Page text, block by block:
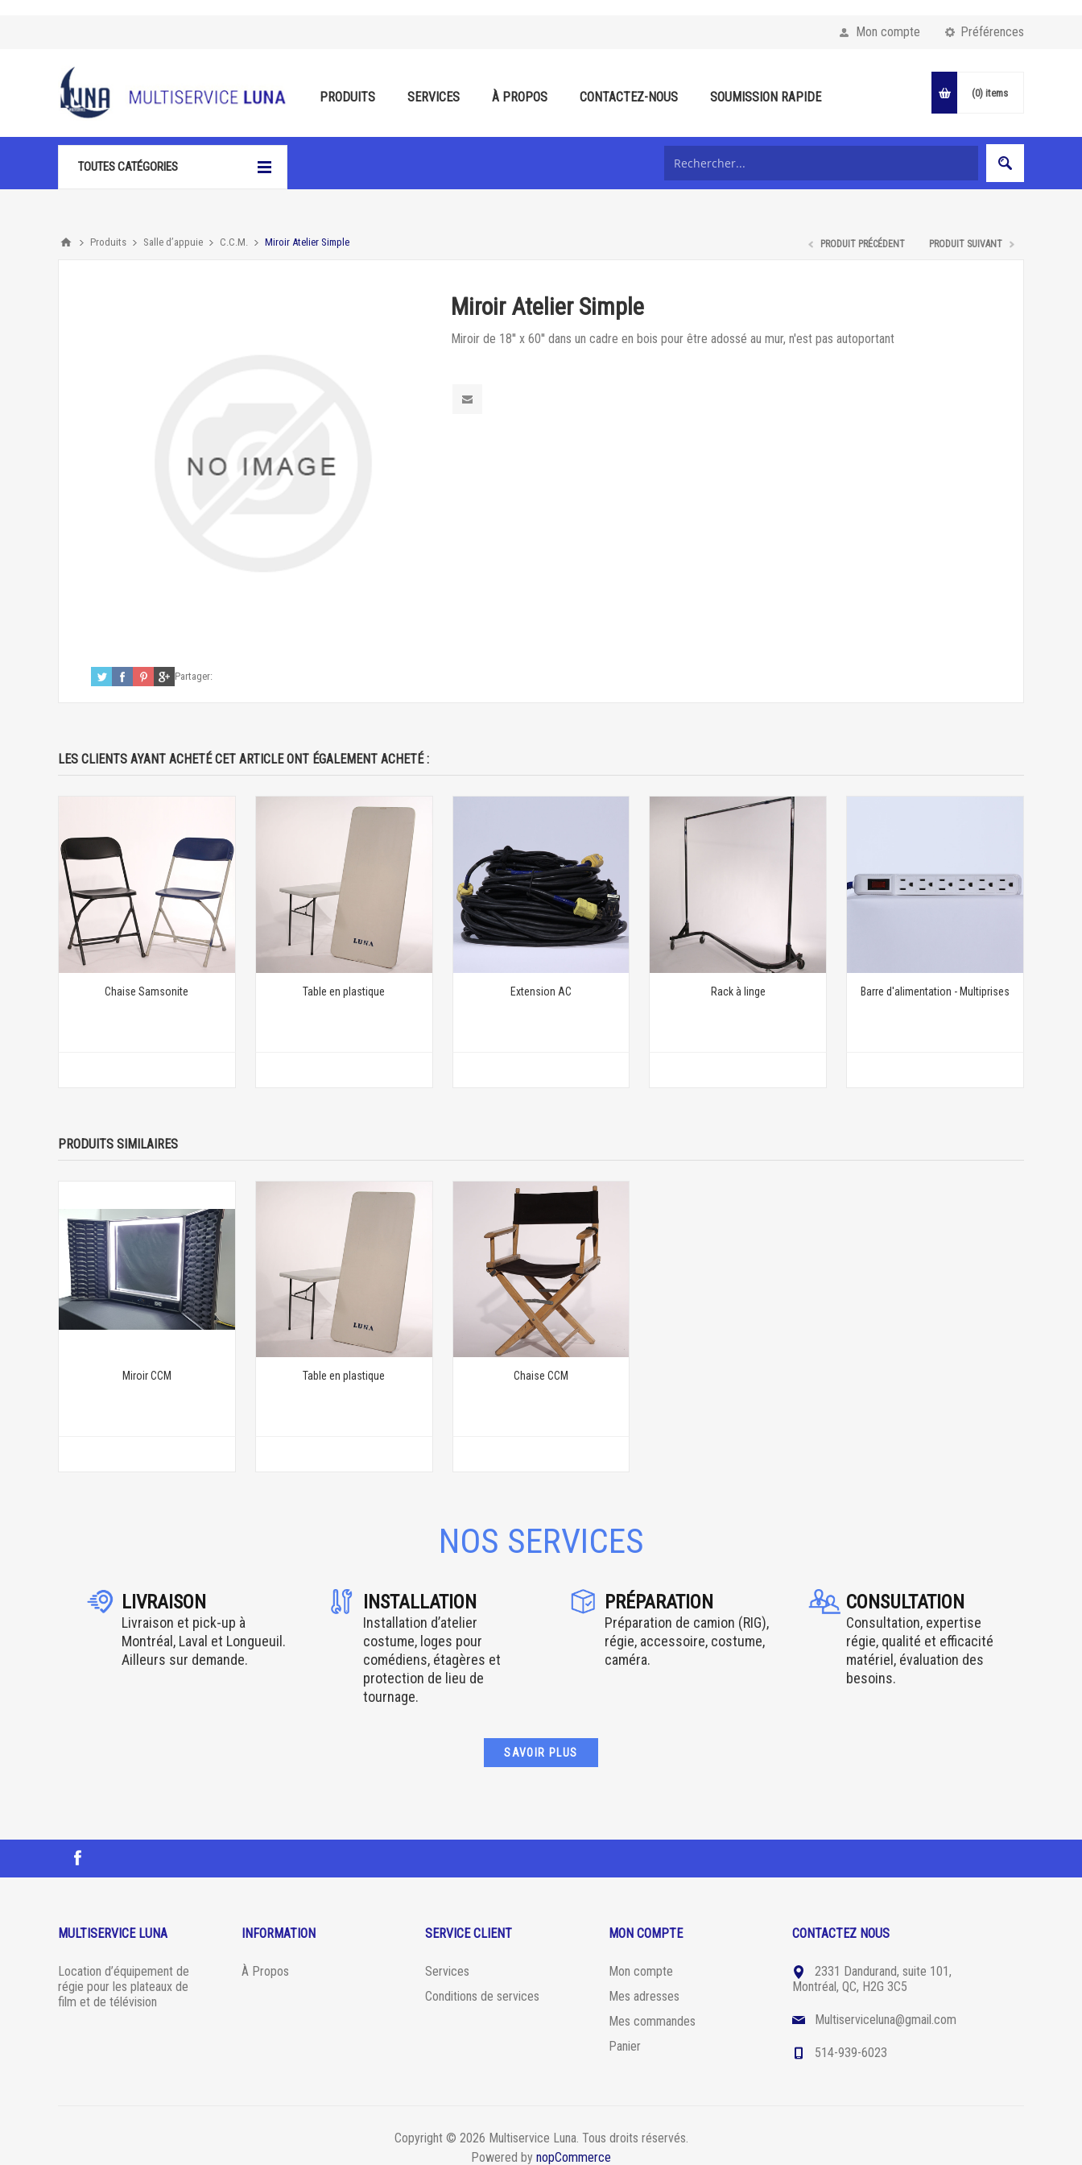
Préférences
Mon compte
PRODUITS SERVICES À PROPOS CONTACTEZ-NOUS SOUMISSION RAPIDE (0) items
TOUTES CATÉGORIES
Produits Salle d’appuie C.C.M. Miroir Atelier Simple PRODUIT PRÉCÉDENT PRODUIT SUIVANT
Miroir Atelier Simple
Miroir de 18'' x 60'' dans un cadre en bois pour être adossé au mur, n'est pas autoportant
Partager:
LES CLIENTS AYANT ACHETÉ CET ARTICLE ONT ÉGALEMENT ACHETÉ :
Chaise Samsonite Table en plastique Extension AC Rack à linge Barre d'alimentation - Multiprises
PRODUITS SIMILAIRES
Miroir CCM Table en plastique Chaise CCM
NOS SERVICES
LIVRAISON
Livraison et pick-up à
Montréal, Laval et Longueuil.
Ailleurs sur demande.
INSTALLATION
Installation d’atelier
costume, loges pour
comédiens, étagères et
protection de lieu de
tournage.
PRÉPARATION
Préparation de camion (RIG),
régie, accessoire, costume,
caméra.
CONSULTATION
Consultation, expertise
régie, qualité et efficacité
matériel, évaluation des
besoins.
SAVOIR PLUS
MULTISERVICE LUNA
Location d’équipement de
régie pour les plateaux de
film et de télévision
INFORMATION
À Propos
SERVICE CLIENT
Services
Conditions de services
MON COMPTE
Mon compte
Mes adresses
Mes commandes
Panier
CONTACTEZ NOUS
2331 Dandurand, suite 101,
Montréal, QC, H2G 3C5
Multiserviceluna@gmail.com
514-939-6023
Copyright © 2026 Multiservice Luna. Tous droits réservés.
Powered by nopCommerce